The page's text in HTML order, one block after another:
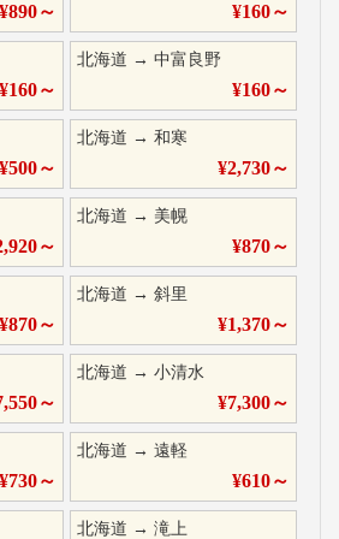
¥890～ ¥160～
¥160～
北海道 →中富良野
¥160～
¥500～
北海道 →和寒
¥2,730～
～
北海道 → 美幌
¥870～
¥870～
北海道 →斜里
¥1,370～
～
北海道 →小清水
¥7,300～
¥730～
北海道 →遠軽
¥610～
北海道 →滝上